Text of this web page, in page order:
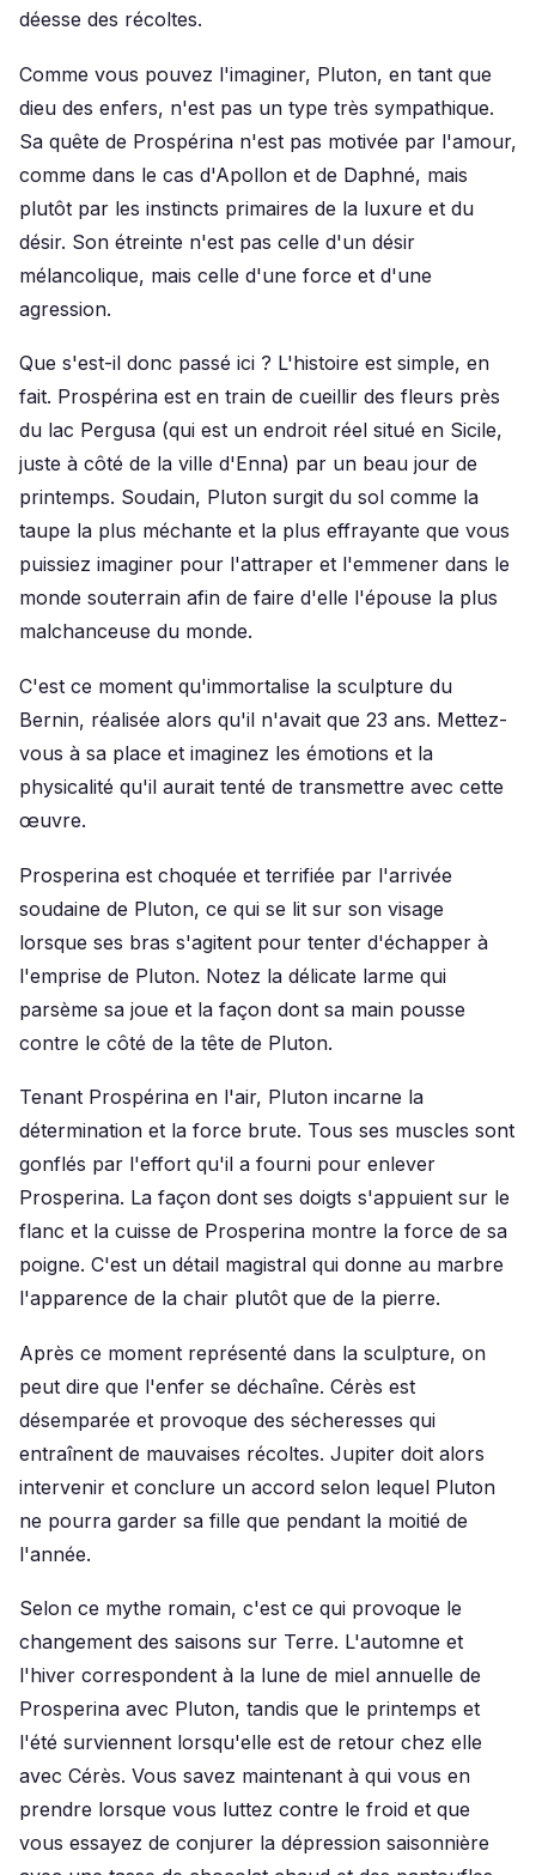
déesse des récoltes.
Comme vous pouvez l'imaginer, Pluton, en tant que
dieu des enfers, n'est pas un type très sympathique.
Sa quête de Prospérina n'est pas motivée par l'amour,
comme dans le cas d'Apollon et de Daphné, mais
plutôt par les instincts primaires de la luxure et du
désir. Son étreinte n'est pas celle d'un désir
mélancolique, mais celle d'une force et d'une
agression.
Que s'est-il donc passé ici ? L'histoire est simple, en
fait. Prospérina est en train de cueillir des fleurs près
du lac Pergusa (qui est un endroit réel situé en Sicile,
juste à côté de la ville d'Enna) par un beau jour de
printemps. Soudain, Pluton surgit du sol comme la
taupe la plus méchante et la plus effrayante que vous
puissiez imaginer pour l'attraper et l'emmener dans le
monde souterrain afin de faire d'elle l'épouse la plus
malchanceuse du monde.
C'est ce moment qu'immortalise la sculpture du
Bernin, réalisée alors qu'il n'avait que 23 ans. Mettez-
vous à sa place et imaginez les émotions et la
physicalité qu'il aurait tenté de transmettre avec cette
œuvre.
Prosperina est choquée et terrifiée par l'arrivée
soudaine de Pluton, ce qui se lit sur son visage
lorsque ses bras s'agitent pour tenter d'échapper à
l'emprise de Pluton. Notez la délicate larme qui
parsème sa joue et la façon dont sa main pousse
contre le côté de la tête de Pluton.
Tenant Prospérina en l'air, Pluton incarne la
détermination et la force brute. Tous ses muscles sont
gonflés par l'effort qu'il a fourni pour enlever
Prosperina. La façon dont ses doigts s'appuient sur le
flanc et la cuisse de Prosperina montre la force de sa
poigne. C'est un détail magistral qui donne au marbre
l'apparence de la chair plutôt que de la pierre.
Après ce moment représenté dans la sculpture, on
peut dire que l'enfer se déchaîne. Cérès est
désemparée et provoque des sécheresses qui
entraînent de mauvaises récoltes. Jupiter doit alors
intervenir et conclure un accord selon lequel Pluton
ne pourra garder sa fille que pendant la moitié de
l'année.
Selon ce mythe romain, c'est ce qui provoque le
changement des saisons sur Terre. L'automne et
l'hiver correspondent à la lune de miel annuelle de
Prosperina avec Pluton, tandis que le printemps et
l'été surviennent lorsqu'elle est de retour chez elle
avec Cérès. Vous savez maintenant à qui vous en
prendre lorsque vous luttez contre le froid et que
vous essayez de conjurer la dépression saisonnière